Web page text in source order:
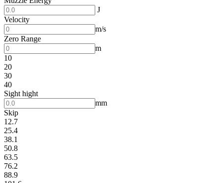
J
Velocity
m/s
Zero Range
m
10
20
30
40
Sight hight
mm
Skip
12.7
25.4
38.1
50.8
63.5
76.2
88.9